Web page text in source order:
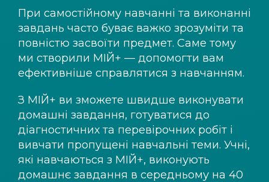
При самостійному навчанні та виконанні
завдань часто буває важко зрозуміти та
повністю засвоїти предмет. Саме тому
ми створили МІЙ+ — допомогти вам
ефективніше справлятися з навчанням.
З МІЙ+ ви зможете швидше виконувати
домашні завдання, готуватися до
діагностичних та перевірочних робіт і
вивчати пропущені навчальні теми. Учні,
які навчаються з МІЙ+, виконують
домашнє завдання в середньому на 40